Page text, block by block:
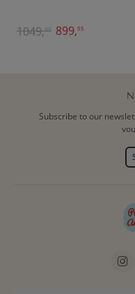
899,95
1049,90
Subscribe to our